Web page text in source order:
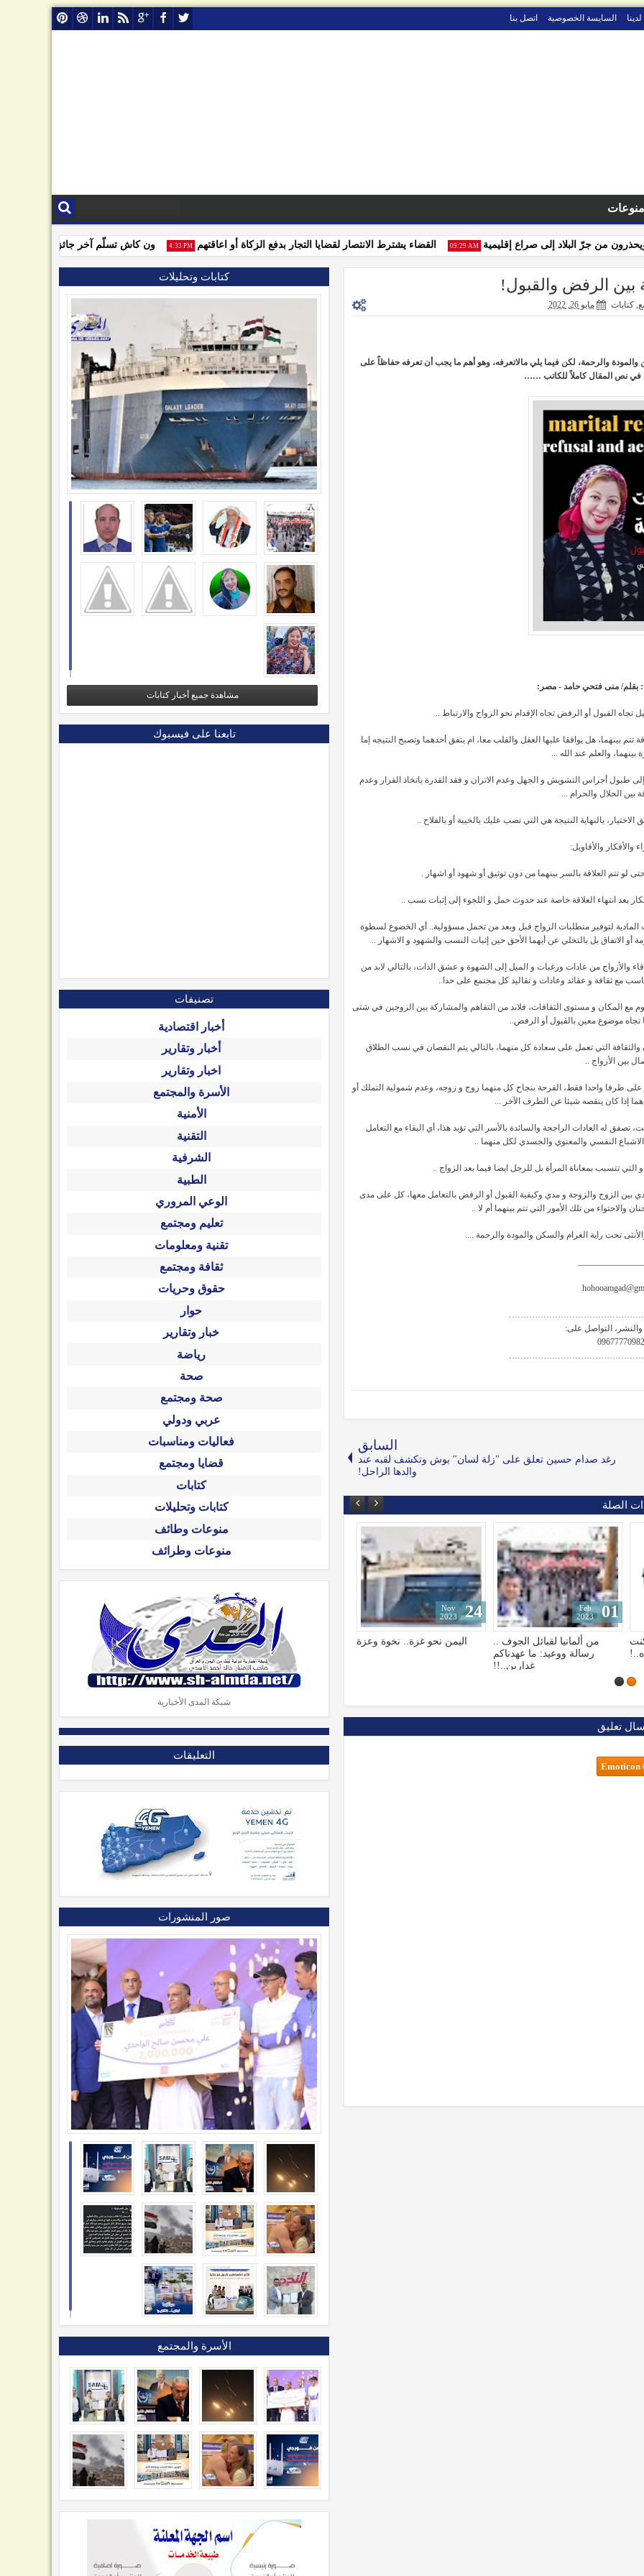
السايسة الخصوصية اتصل بنا
منوعات
ون كاش تسلّم آخر جائزة للفائزين 09:29 AM من جرّ البلاد إلى صراع إقليمية 4:33 PM القضاء يشترط الانتصار لقضايا التجار بدفع الزكاة أو اعاقتهم
بين الرفض والقبول!
كتابات مايو 26, 2022
والمودة والرحمة، لكن فيما يلي مالاتعرفه، وهو أهم ما يجب أن تعرفه حفاظاً على
في نص المقال كاملاً للكاتب ……
بقلم/منى فتحي حامد - مصر:
تجاه القبول أو الرفض تجاه الإقدام نحو الزواج والارتباط ..
بينهما، هل يوافقا عليها العقل والقلب معا، ام يتفق أحدهما وتصبح النتيجه إما
والعلم عند الله ...
إلى طبول أجراس التشويش و الجهل وعدم الاتزان و فقد القدرة باتخاذ القرار وعدم
بين الحلال والحرام ...
بالنهاية النتيجة هي التي تصب عليك بالخيبة أو بالفلاح ..
والأفكار والأقاويل:
لو تتم العلاقة بالسر بينهما من دون توثيق أو شهود أو اشهار .
بعد انتهاء العلاقة خاصة عند حدوث حمل و اللجوء إلى إثبات نسب ..
المادية لتوفير متطلبات الزواج قبل وبعد من تحمل مسؤولية.. أي الخضوع لسطوة
الاتفاق بل بالتخلي عن أيهما الأحق حين إثبات النسب والشهود و الاشهار ..
والأزواج من عادات ورغبات و الميل إلى الشهوة و عشق الذات، بالتالي لابد من
مع ثقافة و عقائد وعادات و تقاليد كل مجتمع على حدا..
مع المكان و مستوى الثقافات، فلابد من التفاهم والمشاركة بين الزوجين في شتى
تجاه موضوع معين بالقبول أو الرفض..
والثقافة التي تعمل على سعادة كل منهما، بالتالي يتم النقصان في نسب الطلاق
بين الأزواج ..
على طرفا واحدا فقط، الفرحة بنجاح كل منهما زوج و زوجه، وعدم شمولية التملك أو
إذا كان ينقصه شيئا عن الطرف الآخر ...
له العادات الراجحة والسائدة بالأسر التي تؤيد هذا، أي البقاء مع التعامل
الاشباع النفسي والمعنوي والجسدي لكل منهما ..
تتسبب بمعاناة المرأة بل للرجل ايضا فيما بعد الزواج ..
بين الزوج والزوجة و مدي وكيفية القبول أو الرفض بالتعامل معها، كل على مدى
والاحتواء من تلك الأمور التي تتم بينهما أم لا ..
تحت راية الغرام والسكن والمودة والرحمة ....
التواصل على:
السابق
رغد صدام حسين تعلق على "زلة لسان" بوش وتكشف لقبه عند
والدها الراحل!
الصلة
سيمولوجيا الحياة: عتمة ينيرها
28
Nov
2022
اليمن نحو غزة.. نخوة وعزة
24
Nov
2023
..
تعليق
Emoticon
كتابات وتحليلات
مشاهدة جميع أخبار كتابات
تابعنا على فيسبوك
تصنيفات
أخبار اقتصادية
أخبار وتقارير
اخبار وتقارير
الأسرة والمجتمع
الأمنية
التقنية
الشرفية
الطبية
الوعي المروري
تعليم ومجتمع
تقنية ومعلومات
ثقافة ومجتمع
حقوق وحريات
حوار
خبار وتقارير
رياضة
صحة
صحة ومجتمع
عربي ودولي
فعاليات ومناسبات
قضايا ومجتمع
كتابات
كتابات وتحليلات
منوعات وطائف
منوعات وطرائف
شبكة المدى الأخبارية
التعليقات
صور المنشورات
الأسرة والمجتمع